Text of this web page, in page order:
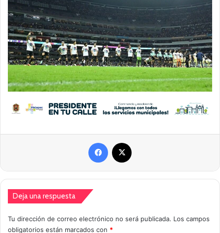
Facebook
Deja una respuesta
Tu dirección de correo electrónico no será publicada. Los campos
obligatorios están marcados con *